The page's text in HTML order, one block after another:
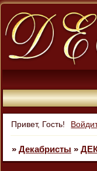
Привет, Гость!
» Декабристы »